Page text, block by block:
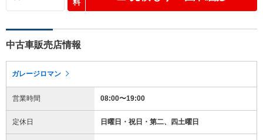
料
中古車販売店情報
ガレージロマン
営業時間 08:00〜19:00
定休日 日曜日・祝日・第二、四土曜日